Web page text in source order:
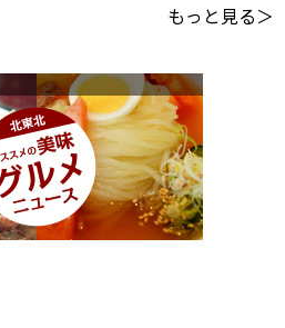
もっと見る＞